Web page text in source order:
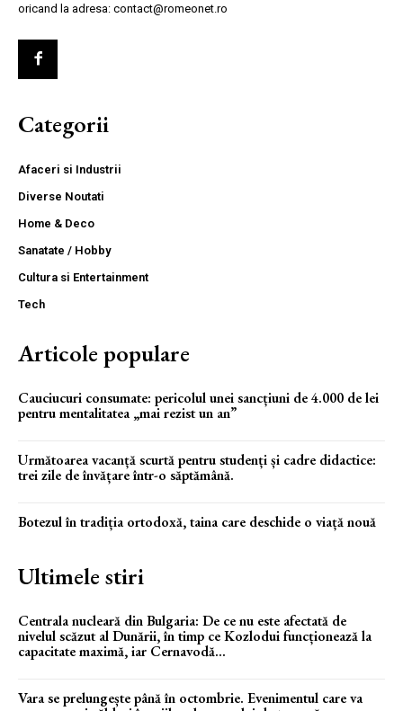
oricand la adresa: contact@romeonet.ro
Categorii
Afaceri si Industrii
Diverse Noutati
Home & Deco
Sanatate / Hobby
Cultura si Entertainment
Tech
Articole populare
Cauciucuri consumate: pericolul unei sancțiuni de 4.000 de lei
pentru mentalitatea „mai rezist un an”
Următoarea vacanță scurtă pentru studenți și cadre didactice:
trei zile de învățare într-o săptămână.
Botezul în tradiția ortodoxă, taina care deschide o viață nouă
Ultimele stiri
Centrala nucleară din Bulgaria: De ce nu este afectată de
nivelul scăzut al Dunării, în timp ce Kozlodui funcționează la
capacitate maximă, iar Cernavodă...
Vara se prelungește până în octombrie. Evenimentul care va